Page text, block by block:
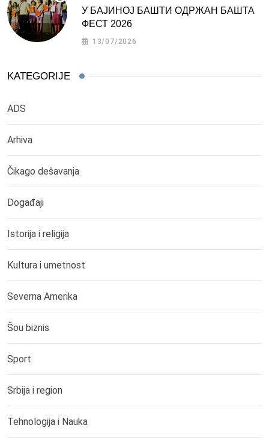
У БАЈИНОЈ БАШТИ ОДРЖАН БАШТА
ФЕСТ 2026
13/07/2026
KATEGORIJE
ADS
Arhiva
Čikago dešavanja
Događaji
Istorija i religija
Kultura i umetnost
Severna Amerika
Šou biznis
Sport
Srbija i region
Tehnologija i Nauka